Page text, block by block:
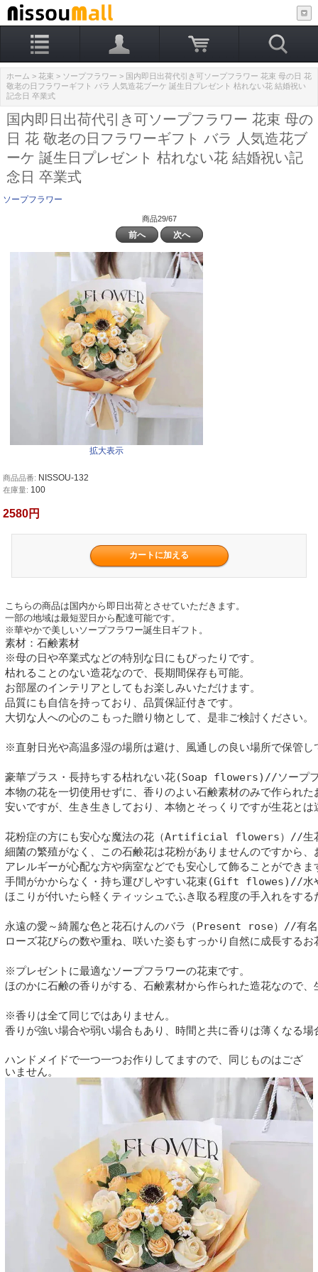
ホーム > 花束 > ソープフラワー > 国内即日出荷代引き可ソープフラワー 花束 母の日 花
敬老の日フラワーギフト バラ 人気造花ブーケ 誕生日プレゼント 枯れない花 結婚祝い
記念日 卒業式
国内即日出荷代引き可ソープフラワー 花束 母の
日 花 敬老の日フラワーギフト バラ 人気造花ブ
ーケ 誕生日プレゼント 枯れない花 結婚祝い記
念日 卒業式
ソープフラワー
商品29/67
前へ 次へ
拡大表示
商品品番: NISSOU-132
在庫量: 100
2580円
こちらの商品は国内から即日出荷とさせていただきます。
一部の地域は最短翌日から配達可能です。
※華やかで美しいソープフラワー誕生日ギフト。
素材：石鹸素材
※母の日や卒業式などの特別な日にもぴったりです。
枯れることのない造花なので、長期間保存も可能。
お部屋のインテリアとしてもお楽しみいただけます。
品質にも自信を持っており、品質保証付きです。
大切な人への心のこもった贈り物として、是非ご検討ください。
※直射日光や高温多湿の場所は避け、風通しの良い場所で保管し
豪華プラス・長持ちする枯れない花(Soap flowers)//ソープ
本物の花を一切使用せずに、香りのよい石鹸素材のみで作られ
安いですが、生き生きしており、本物とそっくりですが生花と
花粉症の方にも安心な魔法の花（Artificial flowers）//生花
細菌の繁殖がなく、この石鹸花は花粉がありませんのですから
アレルギーが心配な方や病室などでも安心して飾ることができま
手間がかからなく・持ち運びしやすい花束(Gift flowes)//水
ほこりが付いたら軽くティッシュでふき取る程度の手入れをする
永遠の愛～綺麗な色と花石けんのバラ（Present rose）//有名
ローズ花びらの数や重ね、咲いた姿もすっかり自然に成長する
※プレゼントに最適なソープフラワーの花束です。
ほのかに石鹸の香りがする、石鹸素材から作られた造花なので
※香りは全て同じではありません。
香りが強い場合や弱い場合もあり、時間と共に香りは薄くなる場
ハンドメイドで一つ一つお作りしてますので、同じものはござ
いません。